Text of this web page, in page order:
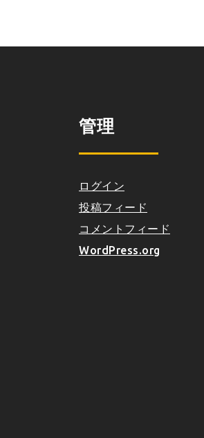
管理
ログイン
投稿フィード
コメントフィード
WordPress.org